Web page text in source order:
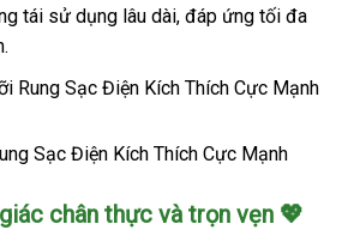
tái sử dụng lâu dài, đáp ứng tối đa
Sạc Điện Kích Thích Cực Mạnh
chân thực và trọn vẹn 💖